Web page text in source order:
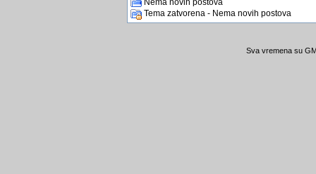
Nema novih postova
Tema zatvorena - Nema novih postova
Sva vremena su